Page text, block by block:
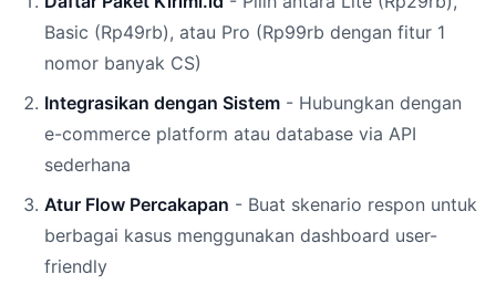
Basic (Rp49rb), atau Pro (Rp99rb dengan fitur 1
nomor banyak CS)
Integrasikan dengan Sistem - Hubungkan dengan
e-commerce platform atau database via API
sederhana
Atur Flow Percakapan - Buat skenario respon untuk
berbagai kasus menggunakan dashboard user-
friendly